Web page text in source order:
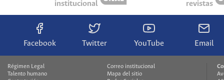
institucional
revistas
Facebook Twitter YouTube Email
Régimen Legal
Talento humano
Correo institucional
Mapa del sitio